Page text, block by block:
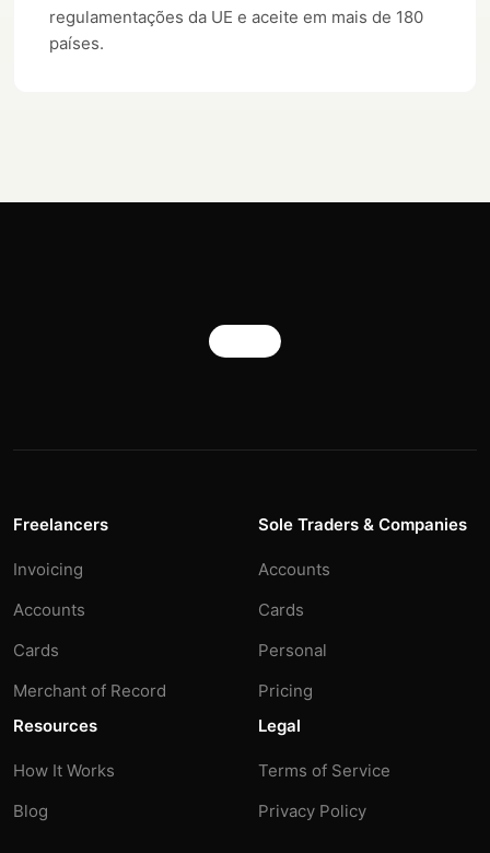
regulamentações da UE e aceite em mais de 180
países.
Freelancers
Invoicing
Accounts
Cards
Merchant of Record
Sole Traders & Companies
Accounts
Cards
Personal
Pricing
Resources
How It Works
Blog
Legal
Terms of Service
Privacy Policy